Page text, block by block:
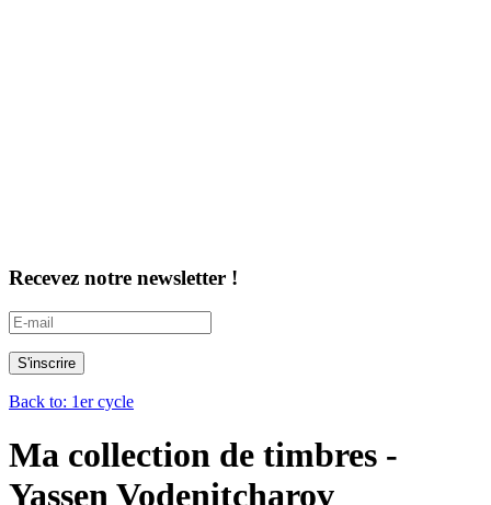
Recevez notre newsletter !
Back to: 1er cycle
Ma collection de timbres -
Yassen Vodenitcharov